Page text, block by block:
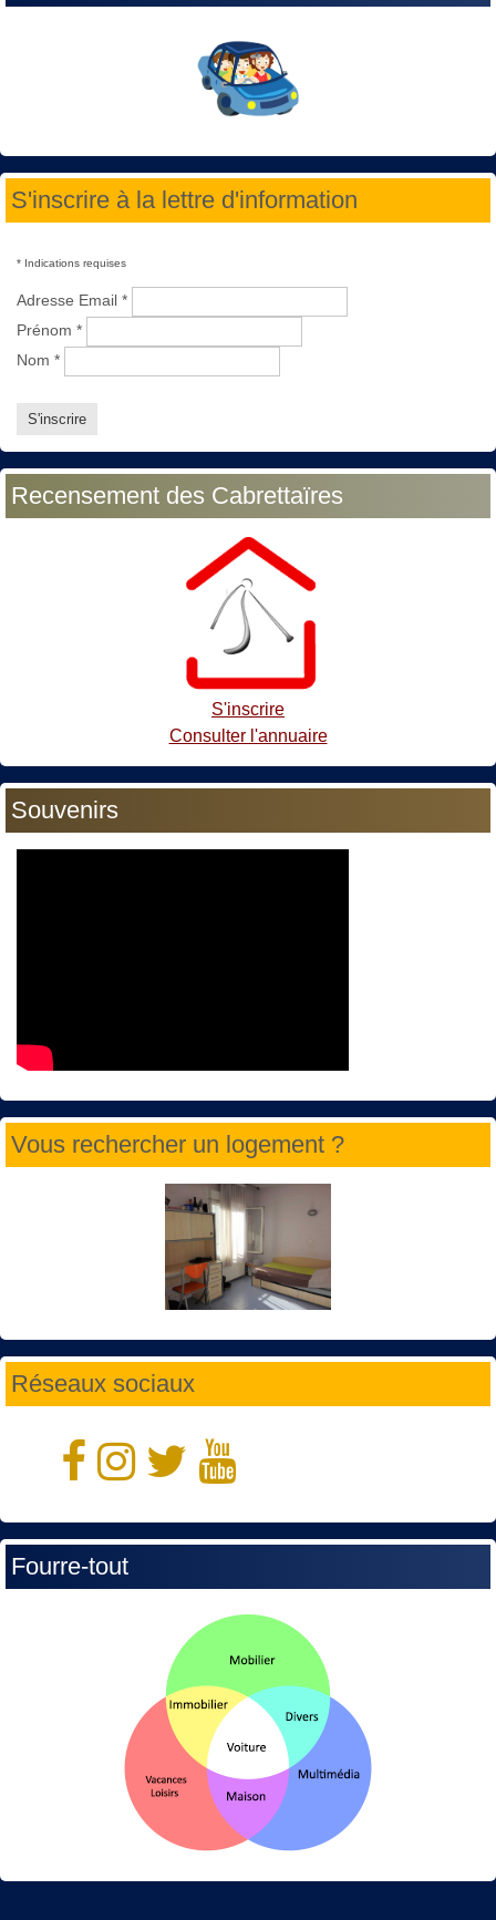
S'inscrire à la lettre d'information
* Indications requises
Adresse Email *
Prénom *
Nom *
Recensement des Cabrettaïres
S'inscrire
Consulter l'annuaire
Souvenirs
Vous rechercher un logement ?
Réseaux sociaux
Fourre-tout